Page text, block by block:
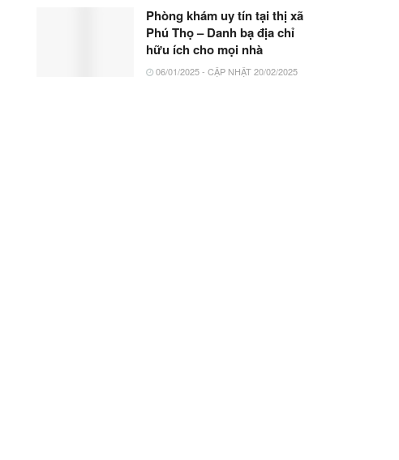
Phòng khám uy tín tại thị xã
Phú Thọ – Danh bạ địa chỉ
hữu ích cho mọi nhà
06/01/2025 - CẬP NHẬT 20/02/2025